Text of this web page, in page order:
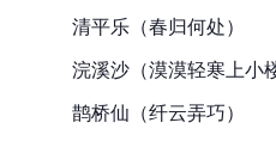
清平乐（春归何处）
浣溪沙（漠漠轻寒上小
鹊桥仙（纤云弄巧）